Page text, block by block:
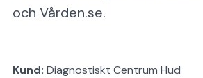
och Vården.se.
Kund: Diagnostiskt Centrum Hud